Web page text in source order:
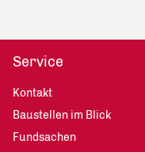
Service
Kontakt
Baustellen im Blick
Fundsachen